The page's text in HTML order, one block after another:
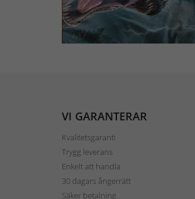
VI GARANTERAR
Kvalitetsgaranti
Trygg leverans
Enkelt att handla
30 dagars ångerrätt
Säker betalning